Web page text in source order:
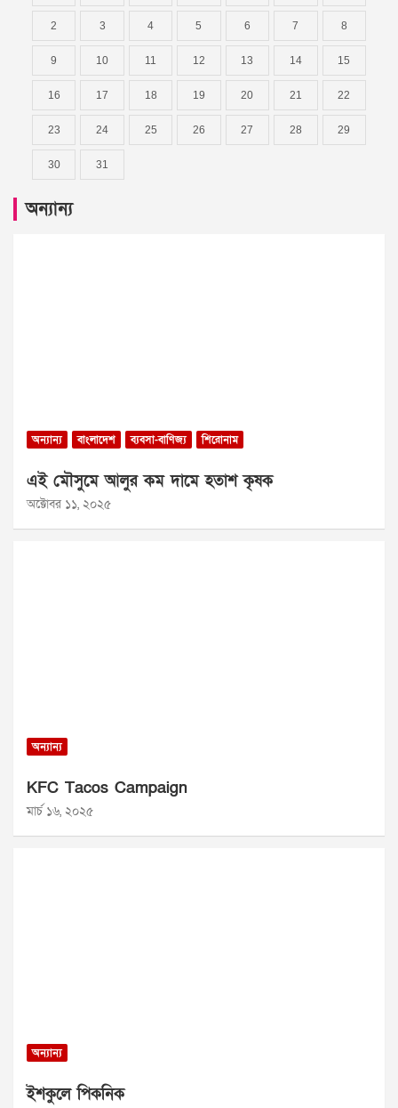
2 3 4 5 6 7 8
9 10 11 12 13 14 15
16 17 18 19 20 21 22
23 24 25 26 27 28 29
30 31
অন্যান্য
অন্যান্য বাংলাদেশ ব্যবসা-বাণিজ্য শিরোনাম
এই মৌসুমে আলুর কম দামে হতাশ কৃষক
অক্টোবর ১১, ২০২৫
অন্যান্য
KFC Tacos Campaign
মার্চ ১৬, ২০২৫
অন্যান্য
ইশকুলে পিকনিক